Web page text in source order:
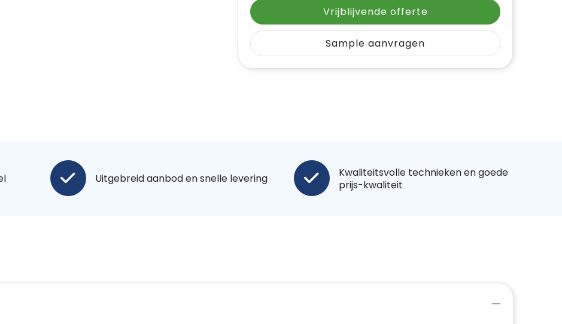
Vrijblijvende offerte
Sample aanvragen
Uitgebreid aanbod en snelle levering
Kwaliteitsvolle technieken en goede
prijs-kwaliteit